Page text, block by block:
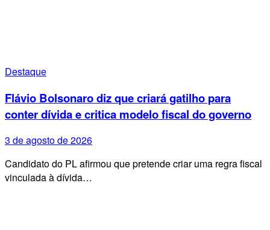
Destaque
Flávio Bolsonaro diz que criará gatilho para
conter dívida e critica modelo fiscal do governo
3 de agosto de 2026
Candidato do PL afirmou que pretende criar uma regra fiscal
vinculada à dívida…